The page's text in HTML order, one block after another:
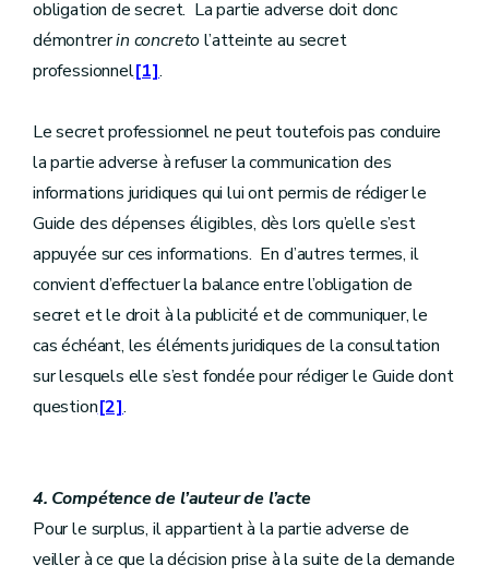
obligation de secret. La partie adverse doit donc
démontrerin concretol’atteinte au secret
professionnel[1].
Le secret professionnel ne peut toutefois pas conduire
la partie adverse à refuser la communication des
informations juridiques qui lui ont permis de rédiger le
Guide des dépenses éligibles, dès lors qu’elle s’est
appuyée sur ces informations. En d’autres termes, il
convient d’effectuer la balance entre l’obligation de
secret et le droit à la publicité et de communiquer, le
cas échéant, les éléments juridiques de la consultation
sur lesquels elle s’est fondée pour rédiger le Guide dont
question[2].
4. Compétence de l’auteur de l’acte
Pour le surplus, il appartient à la partie adverse de
veiller à ce que la décision prise à la suite de la demande